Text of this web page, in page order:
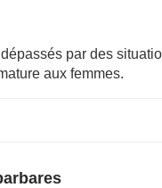
par des
aux femmes.